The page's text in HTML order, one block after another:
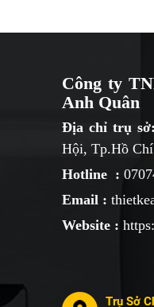
Công ty
Anh Quân
Địa chỉ trụ sở:
Hội, Tp.Hồ
Hotline :
Email :
Website :
Trụ Sở